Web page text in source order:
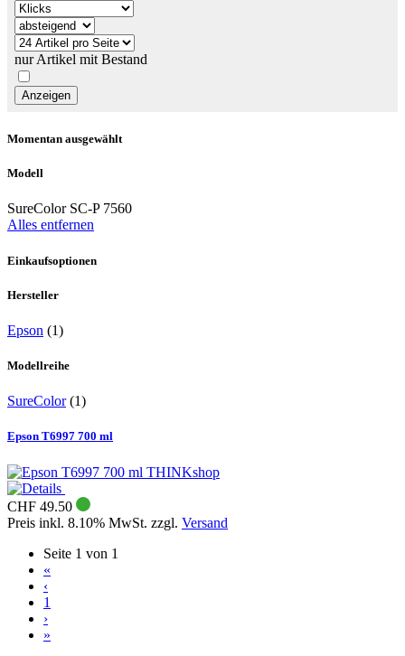
nur Artikel mit Bestand
Momentan ausgewählt
Modell
SureColor SC-P 7560
Alles entfernen
Einkaufsoptionen
Hersteller
Epson (1)
Modellreihe
SureColor(1)
Epson T6997 700 ml
THINKshop
CHF 49.50
Preis inkl. 8.10% MwSt. zzgl. Versand
Seite 1 von 1
«
‹
1
›
»